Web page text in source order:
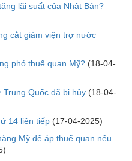
lãi suất của Nhật Bản?
cắt giảm viện trợ nước
phó thuế quan Mỹ? (18-04-
Quốc đã bị hủy (18-04-
14 liên tiếp (17-04-2025)
Mỹ để áp thuế quan nếu